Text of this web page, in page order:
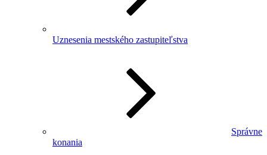
Uznesenia mestského zastupiteľstva
Správne
konania